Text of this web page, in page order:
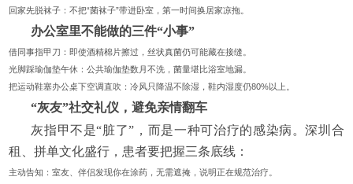
回家先脱袜子：不把“菌袜子”带进卧室，第一时间换居家凉拖。
办公室里不能做的三件“小事”
借同事指甲刀：即使酒精棉片擦过，丝状真菌仍可能藏在接缝。
光脚踩瑜伽垫午休：公共瑜伽垫数月不洗，菌量堪比浴室地漏。
把运动鞋塞办公桌下空调直吹：冷风只降温不除湿，鞋内湿度仍80%以上。
“灰友”社交礼仪，避免亲情翻车
灰指甲不是“脏了”，而是一种可治疗的感染病。深圳合
租、拼单文化盛行，患者要把握三条底线：
主动告知：室友、伴侣发现你在涂药，无需遮掩，说明正在规范治疗。